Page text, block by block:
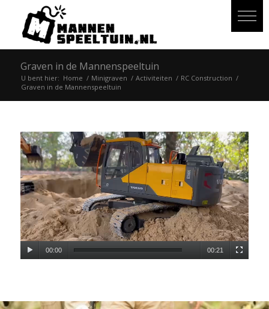
Graven in de Mannenspeeltuin
U bent hier: Home / Minigraven / Activiteiten / RC Construction /
Graven in de Mannenspeeltuin
00:00 00:21